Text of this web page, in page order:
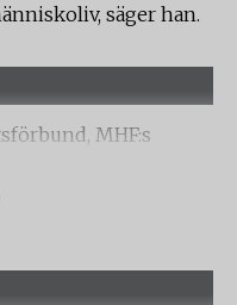
säger han.
MHF:s
testat 13
och webbutiker.
båda
(alkomätare